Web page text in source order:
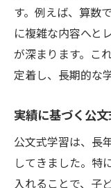
す。例えば、算数
に複雑な内容へと
が深まります。こ
定着し、長期的な
実績に基づく公
公文式学習は、長
してきました。特
入れることで、子